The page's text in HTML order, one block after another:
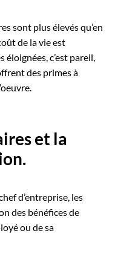
sont plus élevés qu’en
de la vie est
éloignées, c’est pareil,
des primes à
et la
d’entreprise, les
des bénéfices de
ou de sa